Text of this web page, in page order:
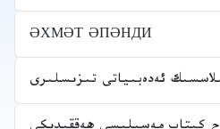
ӘХМӘТ ӘПӘНДИ
ئەدەبىياتى تىزىسلىرى